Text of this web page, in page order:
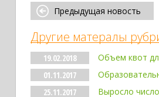
Предыдущая новость
Другие матералы
19.02.2018
Объем квот
01.11.2017
25.11.2017
Выросло